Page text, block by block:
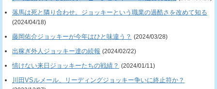
落馬は死と隣り合わせ。ジョッキーという職業の過酷さを改めて知る
(2024/04/18)
藤岡佑介ジョッキーが今年はひと味違う？ (2024/03/28)
出稼ぎ外人ジョッキー達の続報 (2024/02/22)
情けない来日ジョッキーたちの戦績？ (2024/01/11)
川田VSルメール、リーディングジョッキー争いに終止符か？